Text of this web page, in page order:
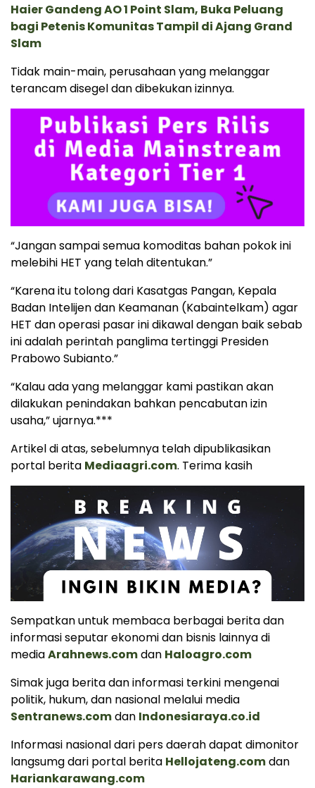
Haier Gandeng AO 1 Point Slam, Buka Peluang
bagi Petenis Komunitas Tampil di Ajang Grand
Slam
Tidak main-main, perusahaan yang melanggar
terancam disegel dan dibekukan izinnya.
“Jangan sampai semua komoditas bahan pokok ini
melebihi HET yang telah ditentukan.”
“Karena itu tolong dari Kasatgas Pangan, Kepala
Badan Intelijen dan Keamanan (Kabaintelkam) agar
HET dan operasi pasar ini dikawal dengan baik sebab
ini adalah perintah panglima tertinggi Presiden
Prabowo Subianto.”
“Kalau ada yang melanggar kami pastikan akan
dilakukan penindakan bahkan pencabutan izin
usaha,” ujarnya.***
Artikel di atas, sebelumnya telah dipublikasikan
portal berita Mediaagri.com. Terima kasih
Sempatkan untuk membaca berbagai berita dan
informasi seputar ekonomi dan bisnis lainnya di
mediaArahnews.comdan Haloagro.com
Simak juga berita dan informasi terkini mengenai
politik, hukum, dan nasional melalui media
Sentranews.comdan Indonesiaraya.co.id
Informasi nasional dari pers daerah dapat dimonitor
langsumg dari portal berita Hellojateng.comdan
Hariankarawang.com